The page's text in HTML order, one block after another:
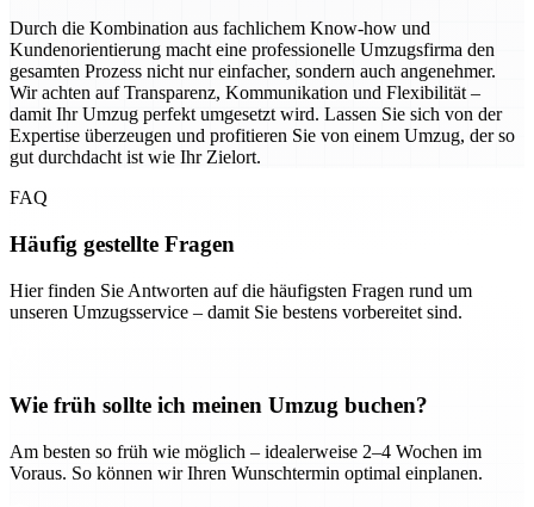
Durch die Kombination aus fachlichem Know-how und
Kundenorientierung macht eine professionelle Umzugsfirma den
gesamten Prozess nicht nur einfacher, sondern auch angenehmer.
Wir achten auf Transparenz, Kommunikation und Flexibilität –
damit Ihr Umzug perfekt umgesetzt wird. Lassen Sie sich von der
Expertise überzeugen und profitieren Sie von einem Umzug, der so
gut durchdacht ist wie Ihr Zielort.
FAQ
Häufig gestellte Fragen
Hier finden Sie Antworten auf die häufigsten Fragen rund um
unseren Umzugsservice – damit Sie bestens vorbereitet sind.
Wie früh sollte ich meinen Umzug buchen?
Am besten so früh wie möglich – idealerweise 2–4 Wochen im
Voraus. So können wir Ihren Wunschtermin optimal einplanen.